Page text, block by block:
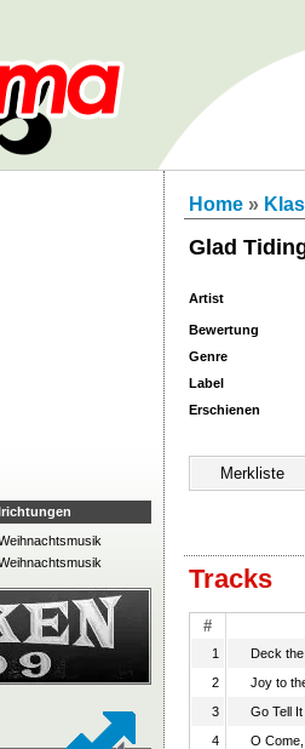
Home »
Glad
Artist
Bewertung
Genre
Label
Erschienen
Tracks
#
1
Deck
2
Joy to
3
Go Tell
4
O